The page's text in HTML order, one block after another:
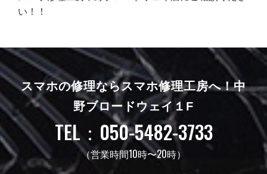
い！！
スマホの修理ならスマホ修理工房へ！中
野ブロードウェイ１F
TEL：050-5482-3733
（営業時間10時〜20時）